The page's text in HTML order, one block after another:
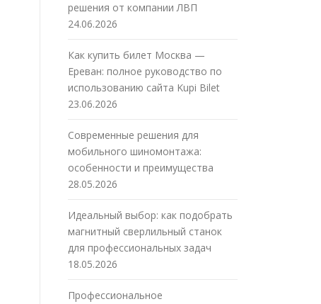
решения от компании ЛВП
24.06.2026
Как купить билет Москва —
Ереван: полное руководство по
использованию сайта Kupi Bilet
23.06.2026
Современные решения для
мобильного шиномонтажа:
особенности и преимущества
28.05.2026
Идеальный выбор: как подобрать
магнитный сверлильный станок
для профессиональных задач
18.05.2026
Профессиональное